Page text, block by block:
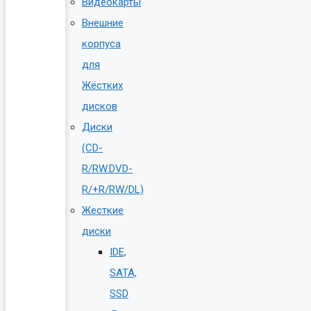
Внешние
корпуса
для
Жёстких
дисков
Диски
(CD-
R/RW.DVD-
R/+R/RW/DL)
Жесткие
диски
IDE,
SATA,
SSD